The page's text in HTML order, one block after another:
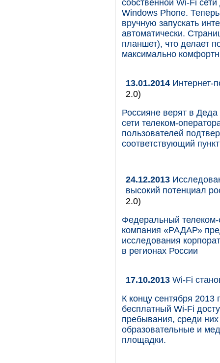
собственной Wi-Fi
Windows Phone.
вручную запускать
автоматически.
планшет), что делает
максимально
13.01.2014 Интернет-
2.0)
Россияне верят в Деда
сети телеком-
пользователей
соответствующий
24.12.2013
высокий потенциал
2.0)
Федеральный телеком-
компания «РАДАР»
исследования
в регионах России
17.10.2013 Wi-Fi
К концу сентября 2013
бесплатный Wi-Fi
пребывания, среди
образовательные и
площадки.